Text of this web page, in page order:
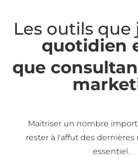
Les outils que
quotidien
que
Maitriser un nombre
rester à l'affut des dernières
essentiel.